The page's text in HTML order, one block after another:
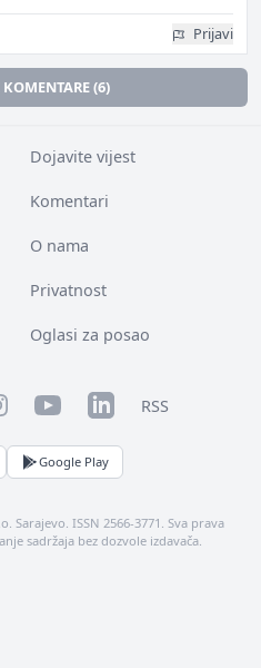
Prijavi
(6)
Dojavite vijest
Komentari
O nama
Privatnost
Oglasi za posao
YouTubeLinkedInRSS
Google Play
Sarajevo. ISSN 2566-3771. Sva prava
sadržaja bez dozvole izdavača.